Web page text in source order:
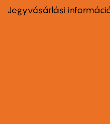
second
Jegyvásárlási